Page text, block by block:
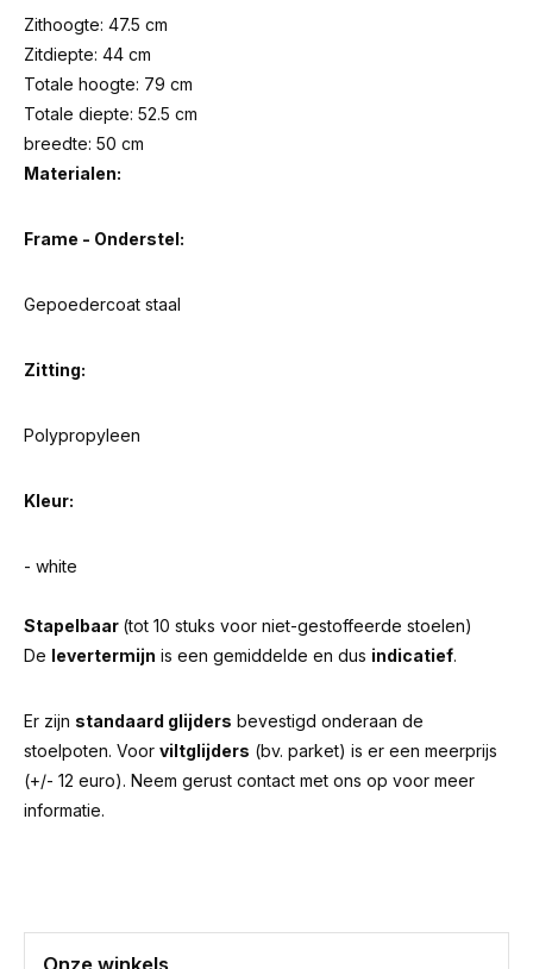
Zithoogte: 47.5 cm
Zitdiepte: 44 cm
Totale hoogte: 79 cm
Totale diepte: 52.5 cm
breedte: 50 cm
Materialen:
Frame - Onderstel:
Gepoedercoat staal
Zitting:
Polypropyleen
Kleur:
- white
Stapelbaar (tot 10 stuks voor niet-gestoffeerde stoelen)
De levertermijn is een gemiddelde en dus indicatief.
Er zijn standaard glijders bevestigd onderaan de
stoelpoten. Voor viltglijders (bv. parket) is er een meerprijs
(+/- 12 euro). Neem gerust contact met ons op voor meer
informatie.
Onze winkels